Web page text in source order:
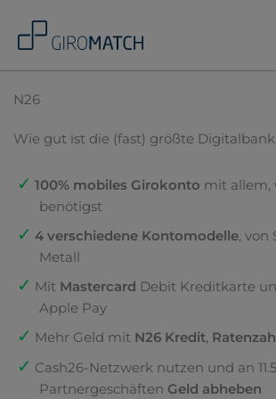
content
N26
Wie gut ist die (fast) größte Digitalbank
100% mobiles Girokonto mit allem,
benötigst
4 verschiedene Kontomodelle, von
Metall
Mit Mastercard Debit Kreditkarte
Apple Pay
Mehr Geld mit N26 Kredit,
Cash26-Netzwerk nutzen und an
Partnergeschäften Geld abheben